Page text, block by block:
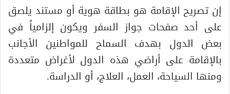
إن تصريح الإقامة هو بطاقة هوية أو مستند يلصق
على أحد صفحات جواز السفر ويكون إلزامياً في
بعض الدول بهدف السماح للمواطنين الأجانب
بالإقامة على أراضي هذه الدول لأغراض متعددة
ومنها السياحة، العمل، العلاج، أو الدراسة.